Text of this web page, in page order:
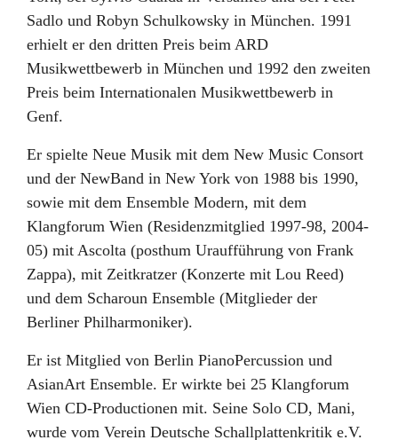
Sadlo und Robyn Schulkowsky in München. 1991
erhielt er den dritten Preis beim ARD
Musikwettbewerb in München und 1992 den zweiten
Preis beim Internationalen Musikwettbewerb in
Genf.
Er spielte Neue Musik mit dem New Music Consort
und der NewBand in New York von 1988 bis 1990,
sowie mit dem Ensemble Modern, mit dem
Klangforum Wien (Residenzmitglied 1997-98, 2004-
05) mit Ascolta (posthum Uraufführung von Frank
Zappa), mit Zeitkratzer (Konzerte mit Lou Reed)
und dem Scharoun Ensemble (Mitglieder der
Berliner Philharmoniker).
Er ist Mitglied von Berlin PianoPercussion und
AsianArt Ensemble. Er wirkte bei 25 Klangforum
Wien CD-Productionen mit. Seine Solo CD, Mani,
wurde vom Verein Deutsche Schallplattenkritik e.V.